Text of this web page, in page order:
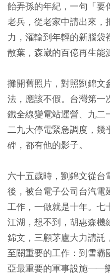
飴弄孫的年紀，一句「要
老兵，從老家中請出來，
力，灌輸到年輕的新腦袋
散葉，森崴的百億再生能
攤開舊照片，對照劉錦文
法，應該不假。台灣第一
鐵全線變電站運營、九二
二九大停電緊急調度，幾
碑，都有他的影子。
六十五歲時，劉錦文從台
後，被台電子公司台汽電
工作，一做就是十年。七
江湖，想不到，胡惠森機
錦文，三顧茅廬大力請託
至關重要的工作：到雪霸
亞最重要的軍事設施——